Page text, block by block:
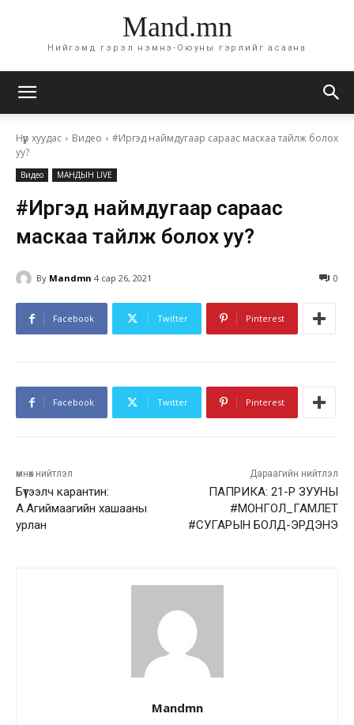
Mand.mn
Нийгэмд гэрэл нэмнэ-Оюуны гэрлийг асаана
Нүүр хуудас Видео
#Иргэд наймдугаар сараас маскаа тайлж болох
уу?
Видео МАНДЫН LIVE
#Иргэд наймдугаар сараас
маскаа тайлж болох уу?
By Mandmn 4 сар 26, 2021 0
Facebook Twitter Pinterest
Facebook Twitter Pinterest
өмнөх нийтлэл
Бүтээлч карантин:
А.Агиймаагийн хашааны
урлан
Дараагийн нийтлэл
ПАПРИКА: 21-Р ЗУУНЫ
#МОНГОЛ_ГАМЛЕТ
#СУГАРЫН БОЛД-ЭРДЭНЭ
Mandmn